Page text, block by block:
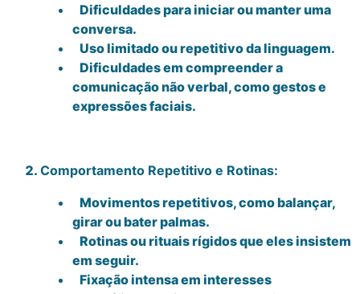
Dificuldades para iniciar ou manter uma
conversa.
Uso limitado ou repetitivo da linguagem.
Dificuldades em compreender a
comunicação não verbal, como gestos e
expressões faciais.
Comportamento Repetitivo e Rotinas:
Movimentos repetitivos, como balançar,
girar ou bater palmas.
Rotinas ou rituais rígidos que eles insistem
em seguir.
Fixação intensa em interesses